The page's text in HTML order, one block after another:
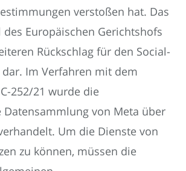
verstoßen hat. Das
Europäischen Gerichtshofs
Rückschlag für den Social-
dar. Im Verfahren mit dem
252/21 wurde die
Datensammlung von Meta über
Um die Dienste von
zu können, müssen die